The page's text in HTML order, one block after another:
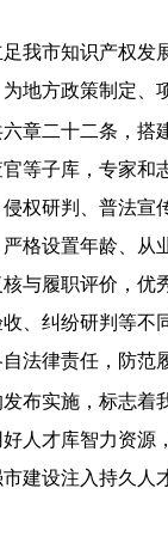
足我市知识产权
地方政策制定、
六章二十二条，
等子库，专家和
权研判、普法宣
格设置年龄、从
与履职评价，优
、纠纷研判等不
法律责任，防范
发布实施，标志
人才库智力资源
建设注入持久人